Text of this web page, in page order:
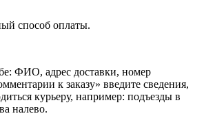
способ оплаты.
ФИО, адрес доставки, номер
к заказу» введите сведения,
курьеру, например: подъезды в
налево.